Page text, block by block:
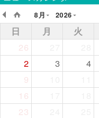
8月
2026
日 月 火
26
2
3 4
9
16
23